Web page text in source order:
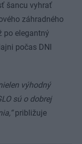
šancu vyhrať
záhradného
po elegantný
počas DNI
výhodný
sú o dobrej
približuje